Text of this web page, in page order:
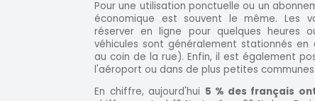
Pour une utilisation ponctuelle ou un
économique est souvent le même. Les
réserver en ligne pour quelques heures
véhicules sont généralement stationnés
au coin de la rue). Enfin, il est également
l'aéroport ou dans de plus petites communes.
En chiffre, aujourd'hui 5 % des français